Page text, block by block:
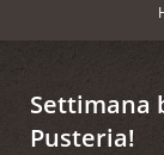
Settimana
Pusteria!